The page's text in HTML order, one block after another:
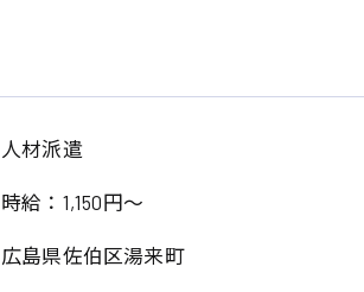
人材派遣
時給：1,150円～
広島県佐伯区湯来町